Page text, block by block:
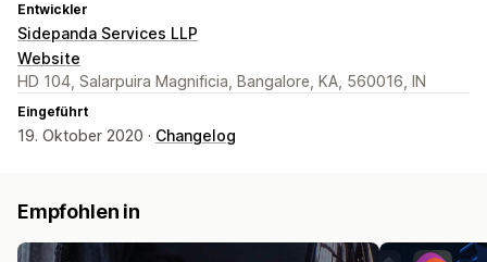
Entwickler
Sidepanda Services LLP
Website
HD 104, Salarpuira Magnificia, Bangalore, KA, 560016, IN
Eingeführt
19. Oktober 2020 · Changelog
Empfohlen in